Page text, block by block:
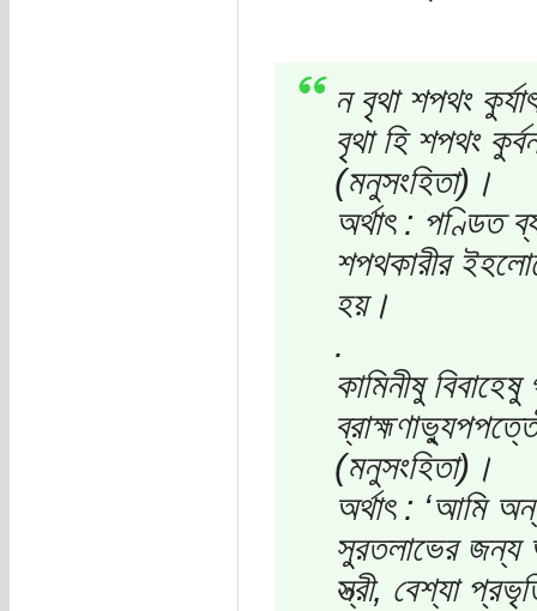
ন বৃথা শপথং
বৃথা হি শপথং
(মনুসংহিতা)।
অর্থাৎ : পণ্ডিত
শপথকারীর
হয়।
.
কামিনীষু
(মনুসংহিতা)।
অর্থাৎ : ‘আমি
সুরতলাভের জন্য
স্ত্রী, বেশ্যা